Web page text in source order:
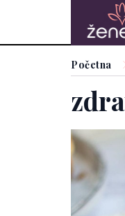
Početna